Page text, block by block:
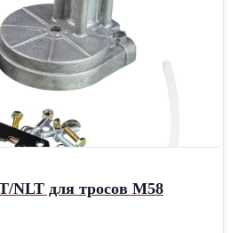
(G1") / 35 / 38 (1½") / 40 / 42 мм
черный) / эластомер (-50…
и
— стандартная или
DIN912 или болт DIN931/933.
NLT для тросов M58